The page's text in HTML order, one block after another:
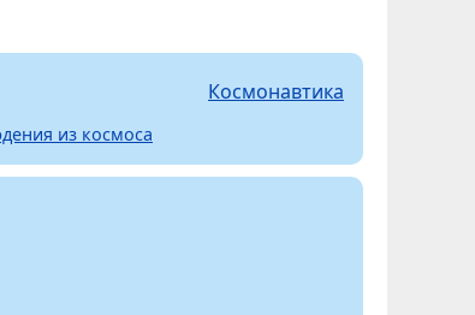
Космонавтика
из космоса